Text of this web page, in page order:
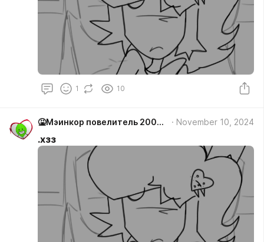
1 10
🤮Мэинкор повелитель 2000/ лифи #Мiйнкiр November 10, 2024
.хзз